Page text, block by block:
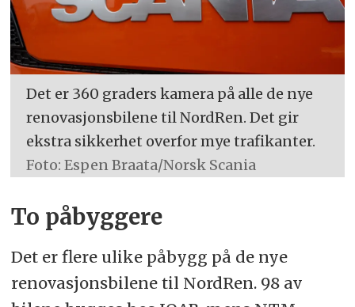
Det er 360 graders kamera på alle de nye
renovasjonsbilene til NordRen. Det gir
ekstra sikkerhet overfor mye trafikanter.
Foto: Espen Braata/Norsk Scania
To påbyggere
Det er flere ulike påbygg på de nye
renovasjonsbilene til NordRen. 98 av